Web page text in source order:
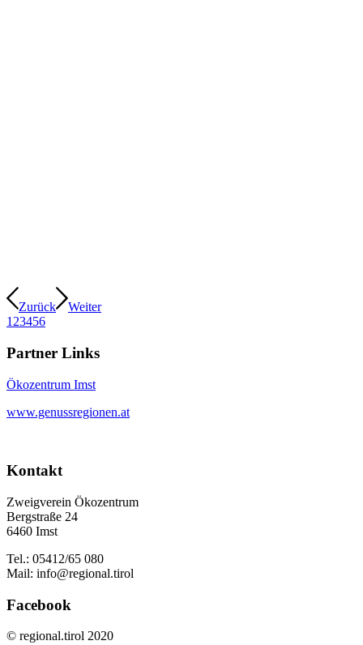
Zurück
Weiter
1 23456
Partner Links
Ökozentrum Imst
www.genussregionen.at
Kontakt
Zweigverein Ökozentrum
Bergstraße 24
6460 Imst
Tel.: 05412/65 080
Mail: info@regional.tirol
Facebook
© regional.tirol 2020